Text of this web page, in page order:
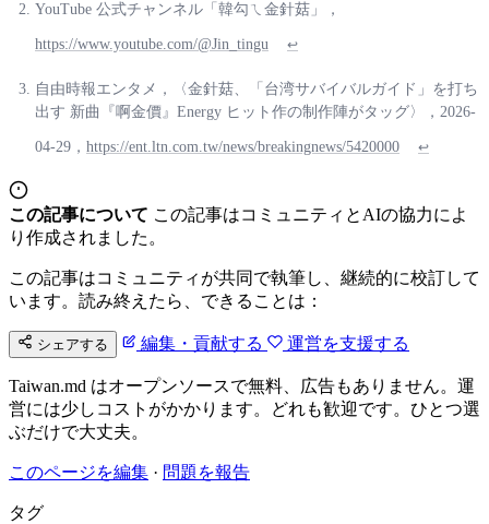
YouTube 公式チャンネル「韓勾ㄟ金針菇」，
https://www.youtube.com/@Jin_tingu ↩
自由時報エンタメ，〈金針菇、「台湾サバイバルガイド」を打ち
出す 新曲『啊金價』Energy ヒット作の制作陣がタッグ〉，2026-
04-29， https://ent.ltn.com.tw/news/breakingnews/5420000 ↩
この記事について この記事はコミュニティとAIの協力によ
り作成されました。
この記事はコミュニティが共同で執筆し、継続的に校訂して
います。読み終えたら、できることは：
シェアする 編集・貢献する 運営を支援する
Taiwan.md はオープンソースで無料、広告もありません。運
営には少しコストがかかります。どれも歓迎です。ひとつ選
ぶだけで大丈夫。
このページを編集 · 問題を報告
タグ